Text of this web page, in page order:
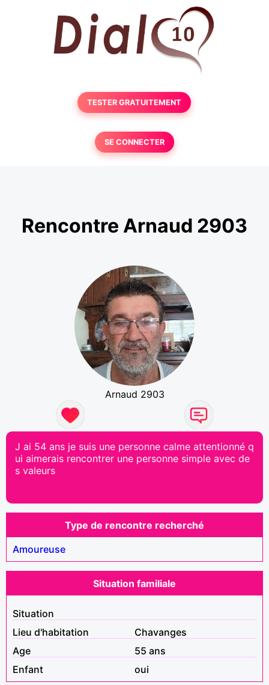
TESTER GRATUITEMENT
SE CONNECTER
Rencontre Arnaud 2903
Arnaud 2903
J ai 54 ans je suis une personne calme attentionné q
ui aimerais rencontrer une personne simple avec de
s valeurs
Type de rencontre recherché
Amoureuse
Situation familiale
Situation
Lieu d'habitation
Chavanges
Age
55 ans
Enfant
oui